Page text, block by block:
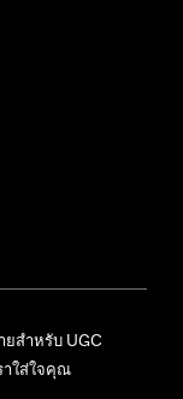
ยสำหรับ UGC
าใส่ใจคุณ